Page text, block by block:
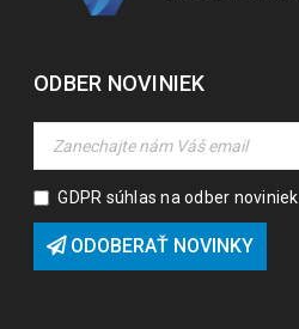
ODBER NOVINIEK
GDPR súhlas na odber noviniek
ODOBERAŤ NOVINKY